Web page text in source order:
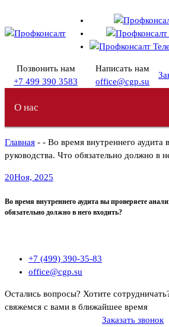
содержимому
Позвонить нам
+7 499 390 3583
Написать нам
office@cgp.su
О нас
Главная - - Во время внутреннего аудита
руководства. Что обязательно должно в
20Ноя, 2025
Во время внутреннего аудита вы проверяете
обязательно должно в него входить?
+7 (499) 390-35-83
office@cgp.su
Остались вопросы? Хотите
свяжемся с вами в ближайшее время
Заказать звонок